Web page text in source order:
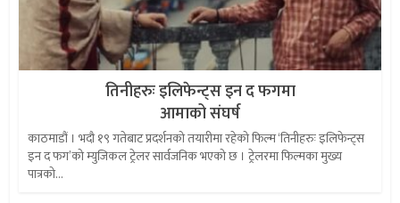
तिनीहरुः इलिफेन्ट्स इन द फगमा
आमाको संघर्ष
काठमाडौं । भदौ १९ गतेबाट प्रदर्शनको तयारीमा रहेको फिल्म ‘तिनीहरुः इलिफेन्ट्स
इन द फग’को म्युजिकल ट्रेलर सार्वजनिक भएको छ । ट्रेलरमा फिल्मका मुख्य
पात्रको...